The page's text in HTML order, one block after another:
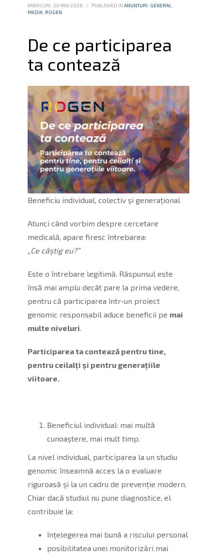
MIERCURI, 20 MAI 2026 / PUBLISHED INANUNTURI GENERAL
MEDIA ROGEN
De ce participarea
ta contează
Beneficiu individual, colectiv și generațional
Atunci când vorbim despre cercetare
medicală, apare firesc întrebarea:
„Ce câștig eu?”
Este o întrebare legitimă. Răspunsul este
însă mai amplu decât pare la prima vedere,
pentru că participarea într-un proiect
genomic responsabil aduce beneficii pe mai
multe niveluri.
Participarea ta contează pentru tine,
pentru ceilalți și pentru generațiile
viitoare.
Beneficiul individual: mai multă
cunoaștere, mai mult timp.
La nivel individual, participarea la un studiu
genomic înseamnă acces la o evaluare
riguroasă și la un cadru de prevenție modern.
Chiar dacă studiul nu pune diagnostice, el
contribuie la:
înțelegerea mai bună a riscului personal
posibilitatea unei monitorizări mai